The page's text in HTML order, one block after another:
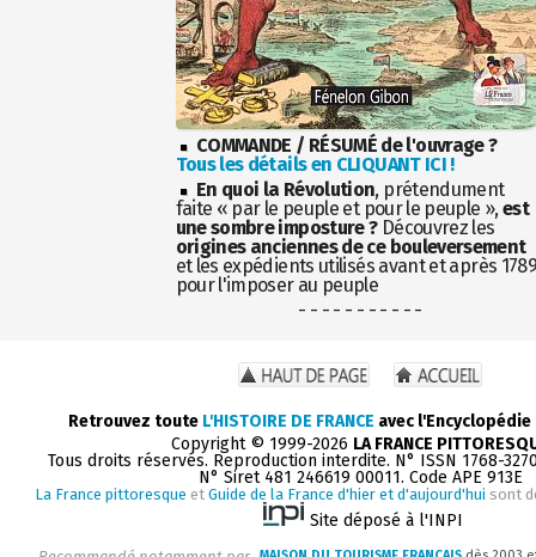
COMMANDE / RÉSUMÉ de l'ouvrage ?
Tous les détails en CLIQUANT ICI !
En quoi la Révolution, prétendument
faite « par le peuple et pour le peuple », est
une sombre imposture ?Découvrez les
origines anciennes de ce bouleversement
et les expédients utilisés avant et après
pour l'imposer au peuple
- - - - - - - - - - -
Retrouvez toute L'HISTOIRE DE FRANCE avec
Copyright © 1999-2026 LA FRANCE
Tous droits réservés. Reproduction interdite. N° ISSN 1768-
N° Siret 481 246619 00011. Code APE 913E
La France pittoresque et Guide de la France d'hier et d'aujourd'hui sont
Site déposé à l'INPI